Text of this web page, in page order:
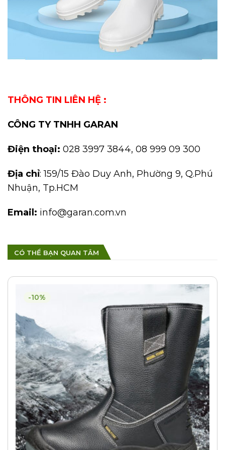
THÔNG TIN LIÊN HỆ :
CÔNG TY TNHH GARAN
Điện thoại: 028 3997 3844, 08 999 09 300
Địa chỉ: 159/15 Đào Duy Anh, Phường 9, Q.Phú
Nhuận, Tp.HCM
Email: info@garan.com.vn
CÓ THỂ BẠN QUAN TÂM
-10%